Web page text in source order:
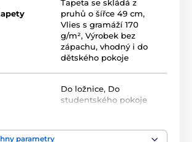
a typy tapet (uvedeno v cm,
– různé velikosti, stejný motiv
245x165(5 pruhů),
Tapeta se skládá z
pruhů o šířce 49 cm,
Vlies s gramáží 170
g/m², Výrobek bez
zápachu, vhodný i do
dětského pokoje
Do ložnice, Do
studentského pokoje
Vícebarevná
parametry